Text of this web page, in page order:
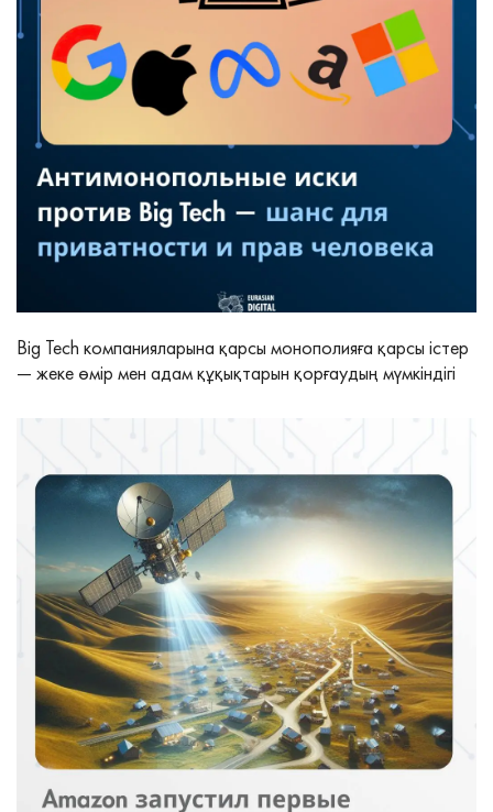
Big Tech компанияларына қарсы монополияға қарсы істер
— жеке өмір мен адам құқықтарын қорғаудың мүмкіндігі